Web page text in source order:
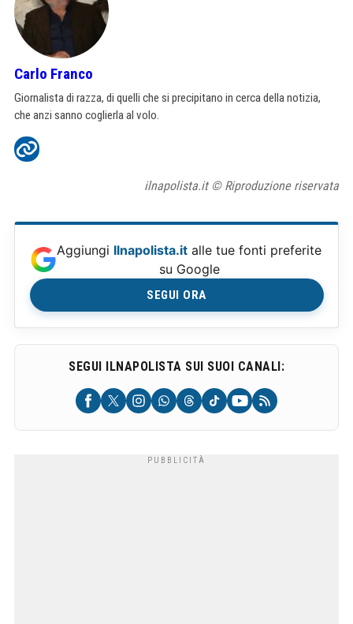
Carlo Franco
Giornalista di razza, di quelli che si precipitano in cerca della notizia,
che anzi sanno coglierla al volo.
ilnapolista.it © Riproduzione riservata
Aggiungi Ilnapolista.it alle tue fonti preferite
su Google
SEGUI ORA
SEGUI ILNAPOLISTA SUI SUOI CANALI: